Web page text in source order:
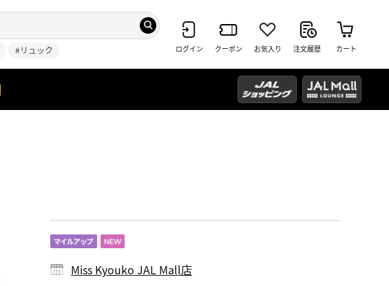
#リュック ログイン クーポン お気入り 注文履歴 カート
Miss Kyouko JAL Mall店